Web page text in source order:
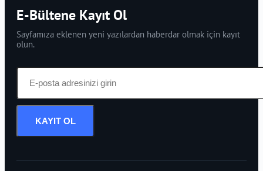
E-Bültene Kayıt Ol
Sayfamıza eklenen yeni yazılardan haberdar olmak için kayıt
olun.
KAYIT OL